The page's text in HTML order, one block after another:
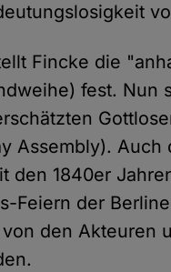
Fincke die
fest. Nun
Assembly).
den 1840er
Feiern der
den Akteuren